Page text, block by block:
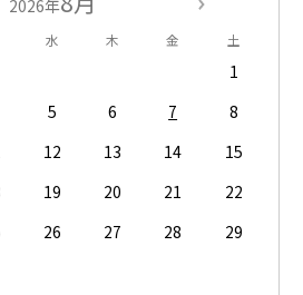
2026年
水 木 金 土
1
5 6 7
8
12 13 14
15
19 20 21
22
26 27 28
29